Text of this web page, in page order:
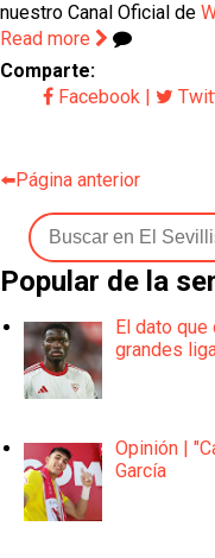
nuestro Canal Oficial de
Read more
Comparte:
Facebook
⬅️Página anterior
Popular de la
El dato
grandes
Opinión |
García